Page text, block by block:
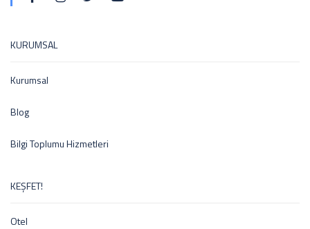
KURUMSAL
Kurumsal
Blog
Bilgi Toplumu Hizmetleri
KEŞFET!
Otel